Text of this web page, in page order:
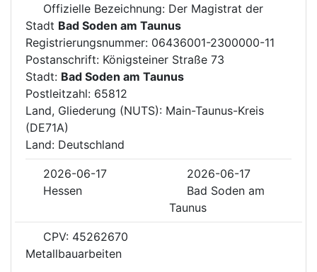
Offizielle Bezeichnung: Der Magistrat der
Stadt Bad Soden am Taunus
Registrierungsnummer: 06436001-2300000-11
Postanschrift: Königsteiner Straße 73
Stadt: Bad Soden am Taunus
Postleitzahl: 65812
Land, Gliederung (NUTS): Main-Taunus-Kreis
(DE71A)
Land: Deutschland
2026-06-17
2026-06-17
Hessen
Bad Soden am
Taunus
CPV: 45262670
Metallbauarbeiten